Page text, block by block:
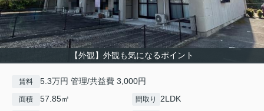
【外観】外観も気になるポイント
賃料 5.3万円 管理/共益費 3,000円
面積 57.85㎡ 間取り 2LDK